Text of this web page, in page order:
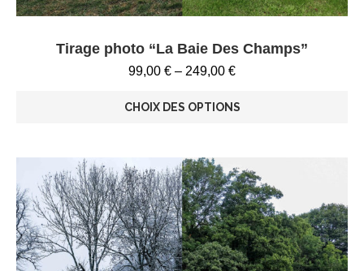
Tirage photo “La Baie Des Champs”
99,00 € – 249,00 €
CHOIX DES OPTIONS